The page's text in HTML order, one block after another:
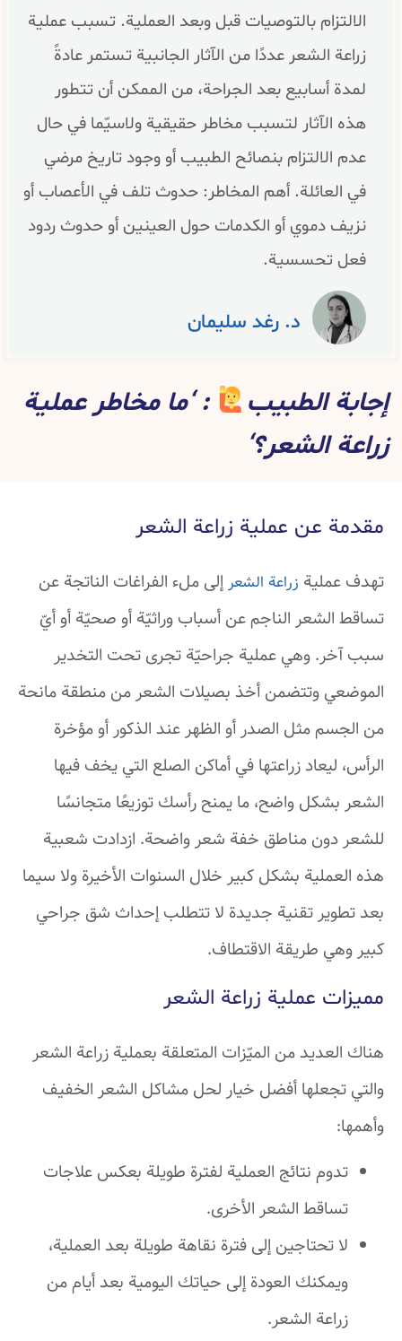
الالتزام بالتوصيات قبل وبعد العملية. تسبب عملية
زراعة الشعر عددًا من الآثار الجانبية تستمر عادةً
لمدة أسابيع بعد الجراحة، من الممكن أن تتطور
هذه الآثار لتسبب مخاطر حقيقية ولاسيّما في حال
عدم الالتزام بنصائح الطبيب أو وجود تاريخ مرضي
في العائلة. أهم المخاطر: حدوث تلف في الأعصاب أو
نزيف دموي أو الكدمات حول العينين أو حدوث ردود
فعل تحسسية.
د. رغد سليمان
إجابة الطبيب
: ‘ما مخاطر عملية
زراعة الشعر؟‘
مقدمة عن عملية زراعة الشعر
تهدف عملية زراعة الشعرإلى ملء الفراغات الناتجة عن
تساقط الشعر الناجم عن أسباب وراثيّة أو صحيّة أو أيّ
سبب آخر. وهي عملية جراحيّة تجرى تحت التخدير
الموضعي وتتضمن أخذ بصيلات الشعر من منطقة مانحة
من الجسم مثل الصدر أو الظهر عند الذكور أو مؤخرة
الرأس، ليعاد زراعتها في أماكن الصلع التي يخف فيها
الشعر بشكل واضح، ما يمنح رأسك توزيعًا متجانسًا
للشعر دون مناطق خفة شعر واضحة. ازدادت شعبية
هذه العملية بشكل كبير خلال السنوات الأخيرة ولا سيما
بعد تطوير تقنية جديدة لا تتطلب إحداث شق جراحي
كبير وهي طريقة الاقتطاف.
مميزات عملية زراعة الشعر
هناك العديد من الميّزات المتعلقة بعملية زراعة الشعر
والتي تجعلها أفضل خيار لحل مشاكل الشعر الخفيف
وأهمها:
تدوم نتائج العملية لفترة طويلة بعكس علاجات
تساقط الشعر الأخرى.
لا تحتاجين إلى فترة نقاهة طويلة بعد العملية،
ويمكنك العودة إلى حياتك اليومية بعد أيام من
زراعة الشعر.